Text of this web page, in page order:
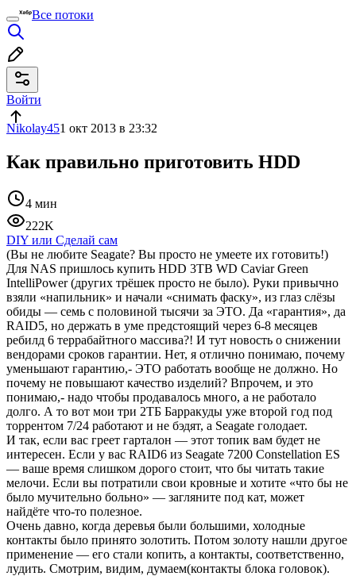
Все потоки
Войти
Nikolay451 окт 2013 в 23:32
Как правильно приготовить HDD
4 мин
222K
DIY или Сделай сам
(Вы не любите Seagate? Вы просто не умеете их готовить!)
Для NAS пришлось купить HDD 3TB WD Caviar Green
IntelliPower (других трёшек просто не было). Руки привычно
взяли «напильник» и начали «снимать фаску», из глаз слёзы
обиды — семь с половиной тысячи за ЭТО. Да «гарантия», да
RAID5, но держать в уме предстоящий через 6-8 месяцев
ребилд 6 террабайтного массива?! И тут новость о снижении
вендорами сроков гарантии. Нет, я отлично понимаю, почему
уменьшают гарантию,- ЭТО работать вообще не должно. Но
почему не повышают качество изделий? Впрочем, и это
понимаю,- надо чтобы продавалось много, а не работало
долго. А то вот мои три 2ТБ Барракуды уже второй год под
торрентом 7/24 работают и не бэдят, а Seagate голодает.
И так, если вас греет гарталон — этот топик вам будет не
интересен. Если у вас RAID6 из Seagate 7200 Constellation ES
— ваше время слишком дорого стоит, что бы читать такие
мелочи. Если вы потратили свои кровные и хотите «что бы не
было мучительно больно» — загляните под кат, может
найдёте что-то полезное.
Очень давно, когда деревья были большими, холодные
контакты было принято золотить. Потом золоту нашли другое
применение — его стали копить, а контакты, соответственно,
лудить. Смотрим, видим, думаем(контакты блока головок).